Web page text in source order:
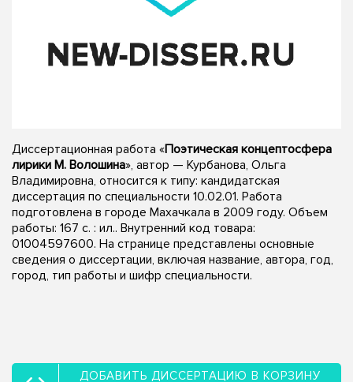
Диссертационная работа «Поэтическая концептосфера
лирики М. Волошина», автор — Курбанова, Ольга
Владимировна, относится к типу: кандидатская
диссертация по специальности 10.02.01. Работа
подготовлена в городе Махачкала в 2009 году. Объем
работы: 167 с. : ил.. Внутренний код товара:
01004597600. На странице представлены основные
сведения о диссертации, включая название, автора, год,
город, тип работы и шифр специальности.
ДОБАВИТЬ ДИССЕРТАЦИЮ В КОРЗИНУ